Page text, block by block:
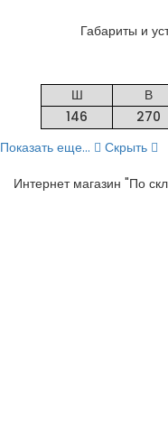
Габариты и
Ш В
146
270
Показать еще...
Скрыть
Интернет магазин "По